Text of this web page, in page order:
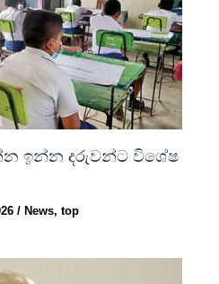
ඉන්න දරුවන්ට විශේෂ
/ News,top